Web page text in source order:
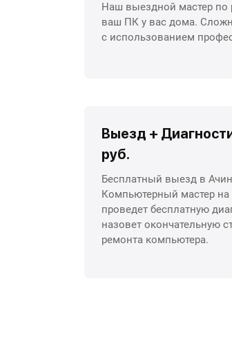
Наш выездной мастер по
ваш ПК у вас дома.
с использованием
Выезд +
руб.
Бесплатный выезд в
Компьютерный мастер
проведет бесплатную
назовет окончательную
ремонта компьютера.